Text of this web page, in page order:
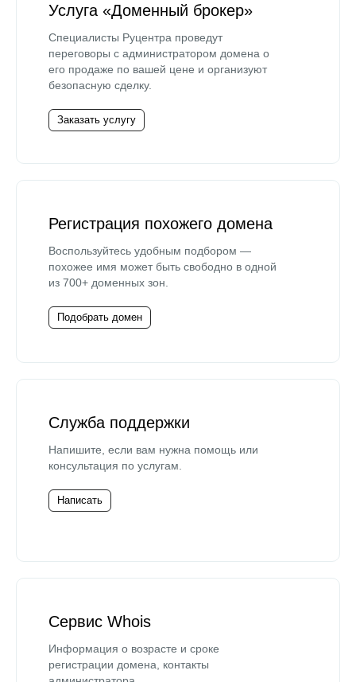
Услуга «Доменный брокер»
Специалисты Руцентра проведут
переговоры с администратором домена о
его продаже по вашей цене и организуют
безопасную сделку.
Заказать услугу
Регистрация похожего домена
Воспользуйтесь удобным подбором —
похожее имя может быть свободно в одной
из 700+ доменных зон.
Подобрать домен
Служба поддержки
Напишите, если вам нужна помощь или
консультация по услугам.
Написать
Сервис Whois
Информация о возрасте и сроке
регистрации домена, контакты